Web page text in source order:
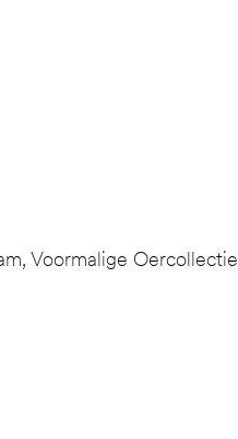
Voormalige Oercollectie